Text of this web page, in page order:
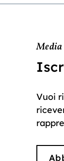
Media
Vuoi